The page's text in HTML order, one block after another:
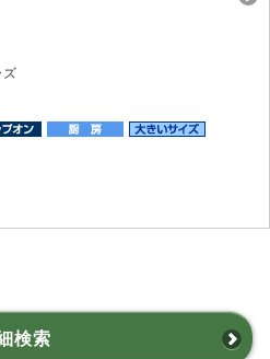
検索